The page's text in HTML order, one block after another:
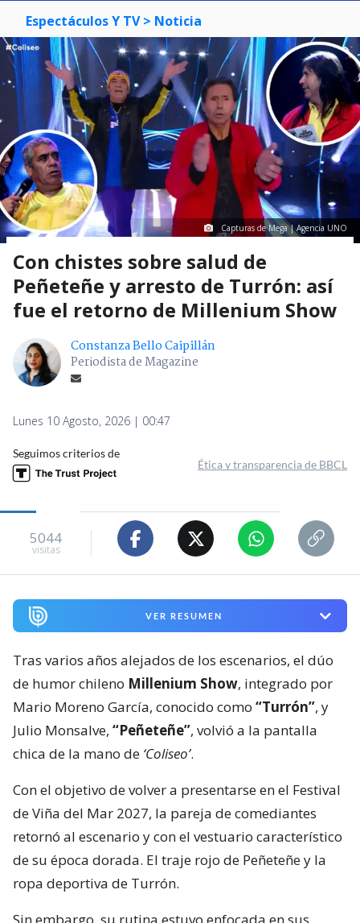
Espectáculos Y TV > Noticia
Capturas de Mega | Agencia UNO
Con chistes sobre salud de
Peñeteñe y arresto de Turrón: así
fue el retorno de Millenium Show
Constanza Bello Caipillán
Periodista de Magazine
Lunes 10 Agosto, 2026 | 00:47
Seguimos criterios de
Ética y transparencia de BBCL
5044
visitas
VER RESUMEN
Tras varios años alejados de los escenarios, el dúo
de humor chileno Millenium Show, integrado por
Mario Moreno García, conocido como “Turrón”, y
Julio Monsalve, “Peñeteñe”, volvió a la pantalla
chica de la mano de ‘Coliseo’.
Con el objetivo de volver a presentarse en el Festival
de Viña del Mar 2027, la pareja de comediantes
retornó al escenario y con el vestuario característico
de su época dorada. El traje rojo de Peñeteñe y la
ropa deportiva de Turrón.